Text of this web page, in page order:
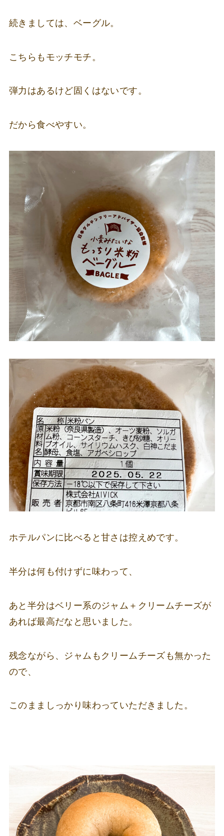
続きましては、ベーグル。
こちらもモッチモチ。
弾力はあるけど固くはないです。
だから食べやすい。
ホテルパンに比べると甘さは控えめです。
半分は何も付けずに味わって、
あと半分はベリー系のジャム＋クリームチーズが
あれば最高だなと思いました。
残念ながら、ジャムもクリームチーズも無かった
ので、
このまましっかり味わっていただきました。